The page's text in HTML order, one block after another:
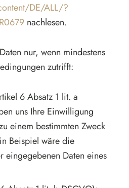
DE/ALL/?
nachlesen.
nur, wenn mindestens
zutrifft:
6 Absatz 1 lit. a
uns Ihre Einwilligung
einem bestimmten Zweck
Beispiel wäre die
eingegebenen Daten eines